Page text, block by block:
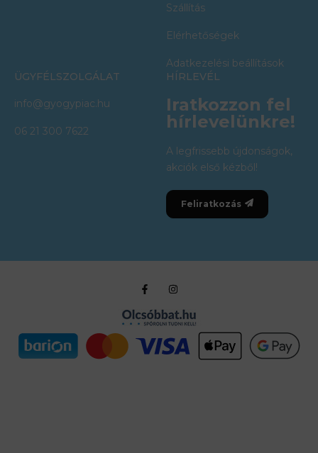
Szállítás
Elérhetőségek
Adatkezelési beállítások
ÜGYFÉLSZOLGÁLAT
info@gyogypiac.hu
06 21 300 7622
HÍRLEVÉL
Iratkozzon fel
hírlevelünkre!
A legfrissebb újdonságok,
akciók első kézből!
Feliratkozás